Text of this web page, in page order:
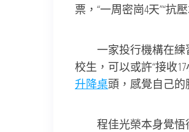
票，“一周密崗4天”“抗
一家投行機構在練習
校生，可以或許“接收
升降桌頭，感覺自己的
程佳光榮本身覺悟